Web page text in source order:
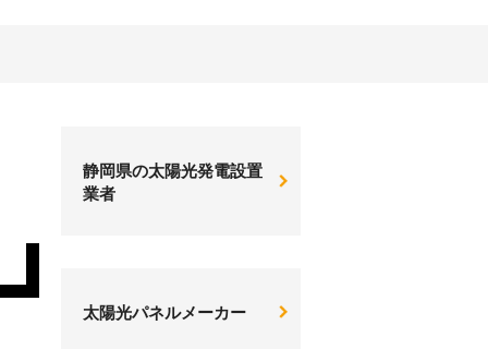
静岡県の太陽光発電設置
業者
太陽光パネルメーカー